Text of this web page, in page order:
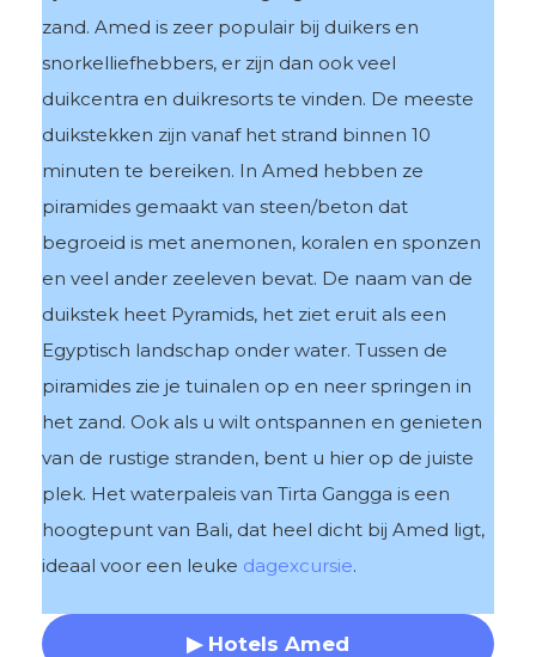
zand. Amed is zeer populair bij duikers en
snorkelliefhebbers, er zijn dan ook veel
duikcentra en duikresorts te vinden. De meeste
duikstekken zijn vanaf het strand binnen 10
minuten te bereiken. In Amed hebben ze
piramides gemaakt van steen/beton dat
begroeid is met anemonen, koralen en sponzen
en veel ander zeeleven bevat. De naam van de
duikstek heet Pyramids, het ziet eruit als een
Egyptisch landschap onder water. Tussen de
piramides zie je tuinalen op en neer springen in
het zand. Ook als u wilt ontspannen en genieten
van de rustige stranden, bent u hier op de juiste
plek. Het waterpaleis van Tirta Gangga is een
hoogtepunt van Bali, dat heel dicht bij Amed ligt,
ideaal voor een leuke dagexcursie.
▶ Hotels Amed